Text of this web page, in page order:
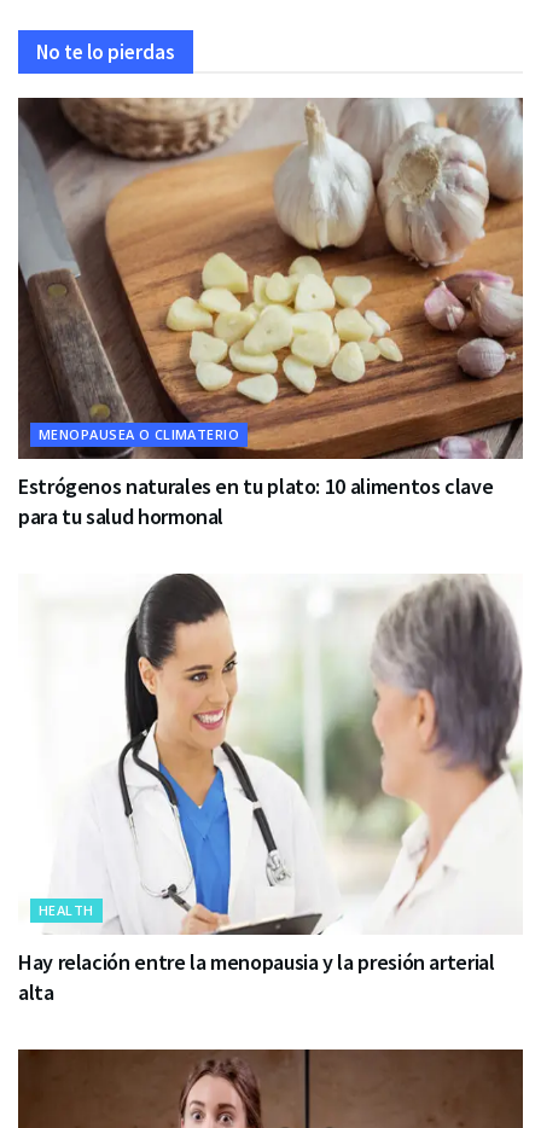
No te lo pierdas
MENOPAUSEA O CLIMATERIO
Estrógenos naturales en tu plato: 10 alimentos clave
para tu salud hormonal
HEALTH
Hay relación entre la menopausia y la presión arterial
alta